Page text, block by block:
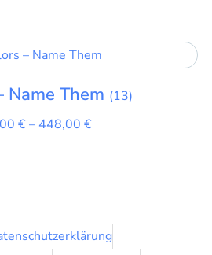
Name Them (13)
€– 448,00 €